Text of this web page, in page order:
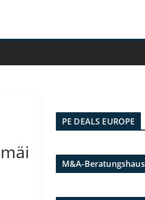
PE DEALS EUROPE
M&A-Beratungshaus